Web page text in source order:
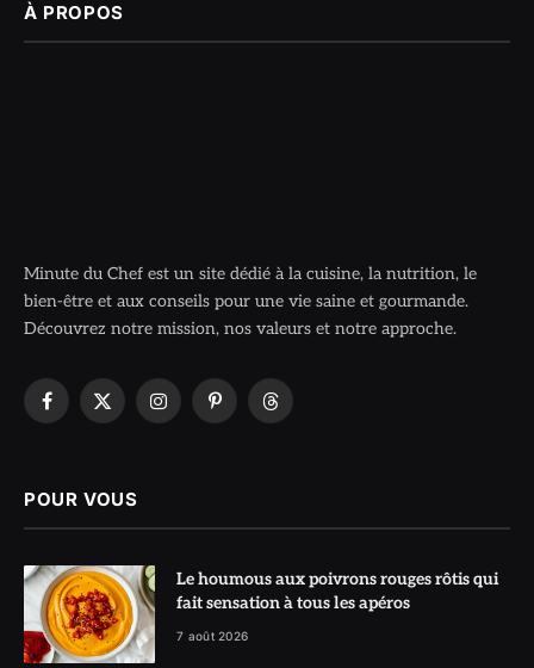
À PROPOS
Minute du Chef est un site dédié à la cuisine, la nutrition, le
bien-être et aux conseils pour une vie saine et gourmande.
Découvrez notre mission, nos valeurs et notre approche.
Facebook
X
InstagramPinterestThreads
POUR VOUS
Le houmous aux poivrons rouges rôtis qui
fait sensation à tous les apéros
7 août 2026